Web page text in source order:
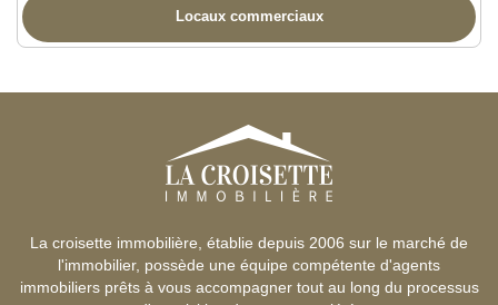
Locaux commerciaux
La croisette immobilière, établie depuis 2006 sur le marché de
l'immobilier, possède une équipe compétente d'agents
immobiliers prêts à vous accompagner tout au long du processus